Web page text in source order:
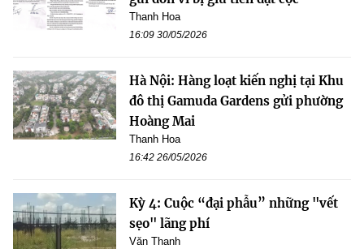
Thanh Hoa
16:09 30/05/2026
Hà Nội: Hàng loạt kiến nghị tại Khu
đô thị Gamuda Gardens gửi phường
Hoàng Mai
Thanh Hoa
16:42 26/05/2026
Kỳ 4: Cuộc “đại phẫu” những "vết
sẹo" lãng phí
Văn Thanh